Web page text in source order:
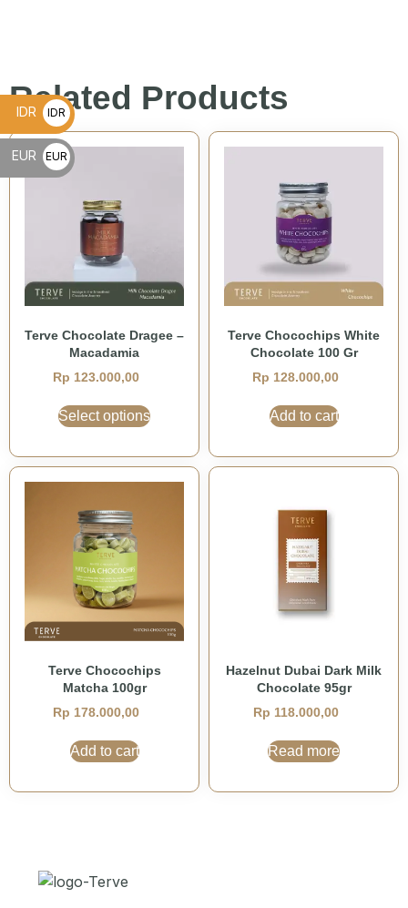
Related Products
Terve Chocolate Dragee –
Macadamia
Rp 123.000,00
Select options
Terve Chocochips White
Chocolate 100 Gr
Rp 128.000,00
Add to cart
Terve Chocochips
Matcha 100gr
Rp 178.000,00
Add to cart
Hazelnut Dubai Dark Milk
Chocolate 95gr
Rp 118.000,00
Read more
IDR
IDR
Rp
EUR
EUR
€